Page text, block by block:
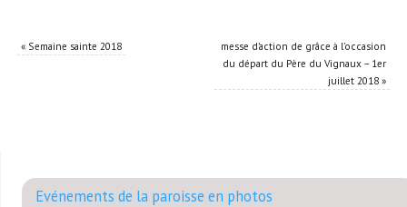
«Semaine sainte 2018
messe d’action de grâce à l’occasion
du départ du Père du Vignaux – 1er
juillet 2018»
Evénements de la paroisse en photos